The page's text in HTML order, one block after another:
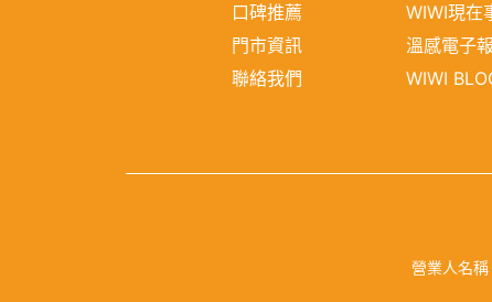
口碑推薦
門市資訊
聯絡我們
WIWI現在
溫感電子報
WIWI
營業人名